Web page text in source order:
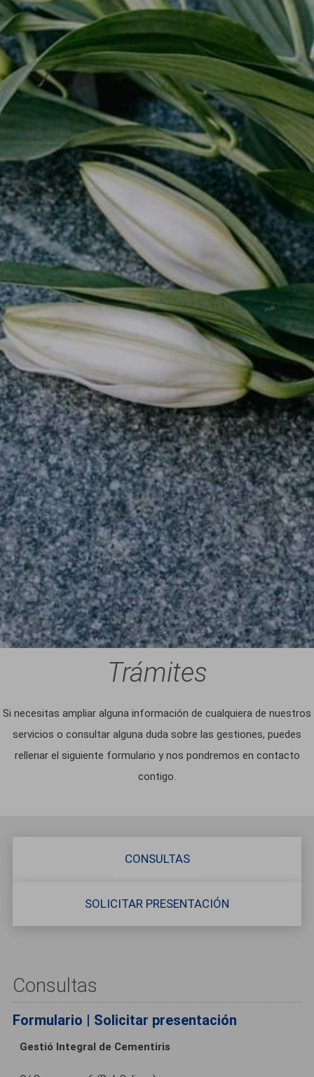
Trámites
Si necesitas ampliar alguna información de cualquiera de nuestros
servicios o consultar alguna duda sobre las gestiones, puedes
rellenar el siguiente formulario y nos pondremos en contacto
contigo.
CONSULTAS
SOLICITAR PRESENTACIÓN
Consultas
Formulario | Solicitar presentación
Gestió Integral de Cementiris